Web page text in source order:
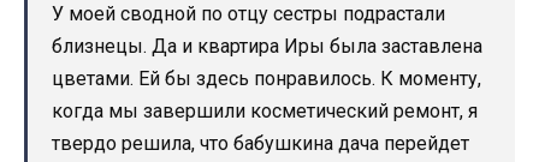
У моей сводной по отцу сестры подрастали
близнецы. Да и квартира Иры была заставлена
цветами. Ей бы здесь понравилось. К моменту,
когда мы завершили косметический ремонт, я
твердо решила, что бабушкина дача перейдет